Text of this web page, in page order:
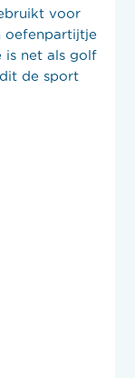
voor
oefenpartijtje
is net als golf
de sport